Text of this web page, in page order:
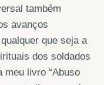
também
avanços
que seja a
dos soldados
meu livro “Abuso